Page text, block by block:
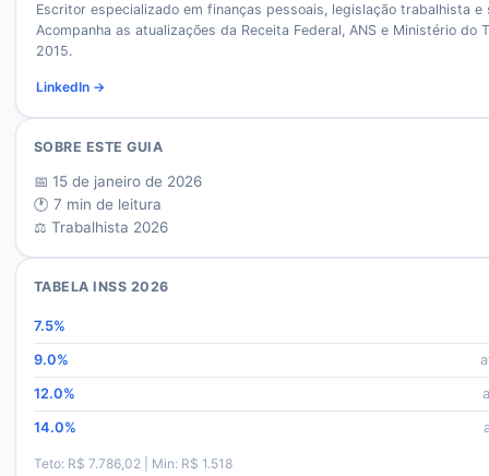
Escritor especializado em finanças pessoais, legislação trabalhista e
Acompanha as atualizações da Receita Federal, ANS e Ministério do
2015.
LinkedIn →
SOBRE ESTE GUIA
📅 15 de janeiro de 2026
🕐 7 min de leitura
⚖️ Trabalhista 2026
TABELA INSS 2026
7.5%
9.0%
12.0%
14.0%
Teto: R$ 7.786,02 | Min: R$ 1.518